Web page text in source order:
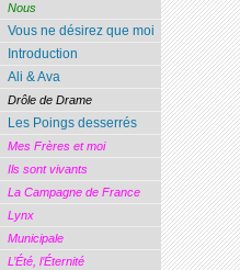
Nous
Vous ne désirez que moi
Introduction
Ali & Ava
Drôle de Drame
Les Poings desserrés
Mes Frères et moi
Ils sont vivants
La Campagne de France
Lynx
Municipale
L’Été, l’Éternité